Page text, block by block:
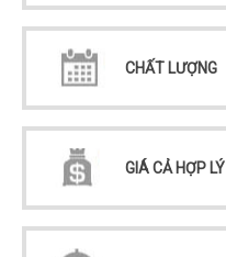
CHẤT LƯỢNG
GIÁ CẢ HỢP LÝ